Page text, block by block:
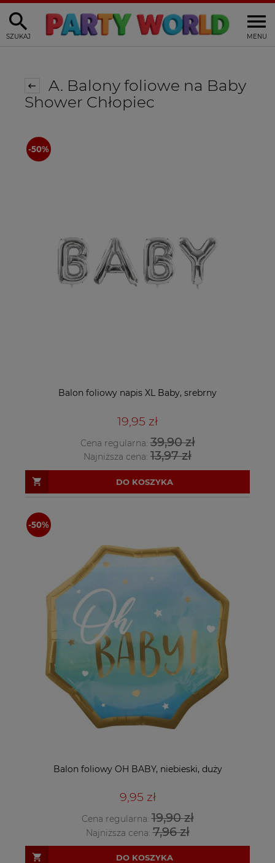
MENU
SZUKAJ
A. Balony foliowe na Baby
Shower Chłopiec
Balon foliowy napis XL Baby, srebrny
19,95 zł
Cena regularna:39,90 zł
Najniższa cena: 13,97 zł
DO KOSZYKA
Balon foliowy OH BABY, niebieski, duży
9,95 zł
Cena regularna:19,90 zł
Najniższa cena:7,96 zł
DO KOSZYKA